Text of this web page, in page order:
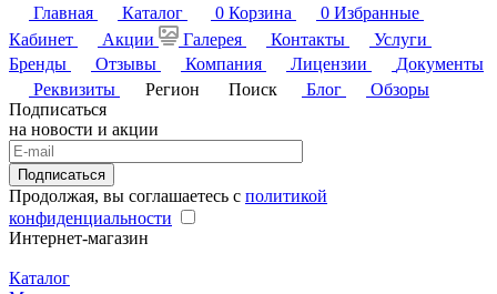
Главная
Каталог 0 Корзина 0 Избранные
Кабинет
Акции Галерея Контакты
Услуги
Бренды
Отзывы Компания Лицензии
Документы
Реквизиты
Регион Поиск Блог
Обзоры
Подписаться
на новости и акции
Подписаться
Продолжая, вы соглашаетесь с политикой
конфиденциальности
Интернет-магазин
Каталог